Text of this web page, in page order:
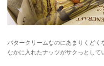
バタークリームなのにあまりくどく
なかに入れたナッツがサクっとして